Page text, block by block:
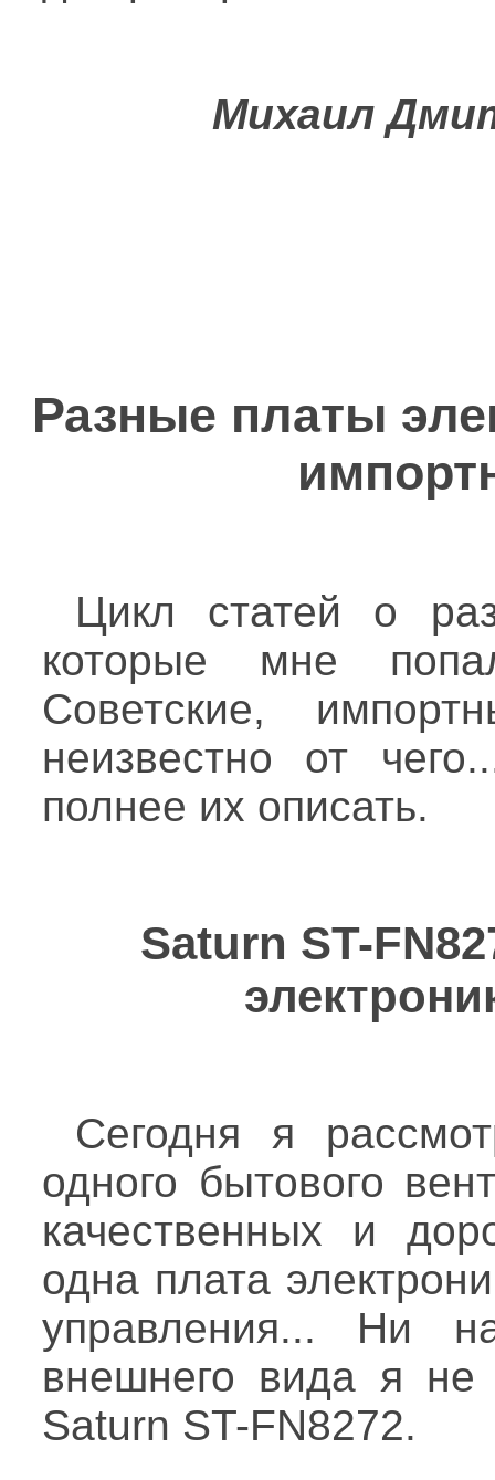
Михаил
Разные платы
Цикл статей о
которые мне
Советские,
неизвестно от
полнее их описать.
Saturn ST-
Сегодня я
одного бытового
качественных и
одна плата
управления... Ни
внешнего вида я
Saturn ST-FN8272.